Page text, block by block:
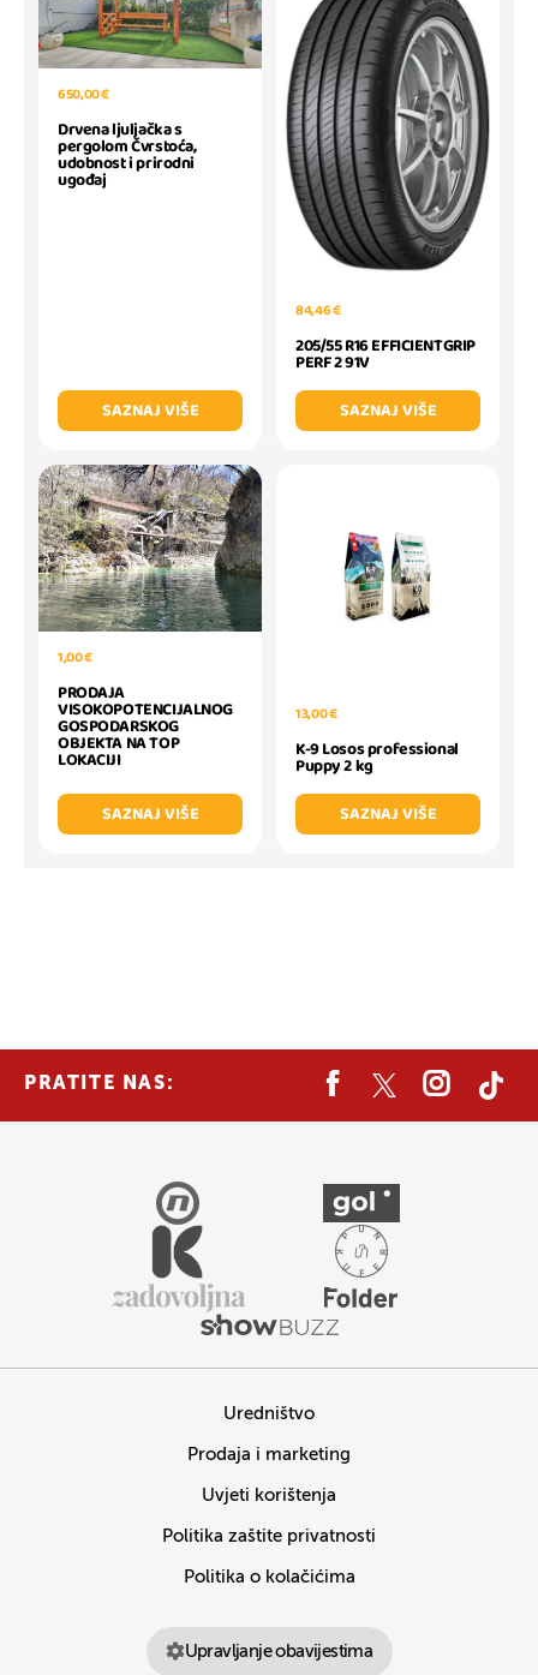
650,00 €
Drvena ljuljačka s
pergolom Čvrstoća,
udobnost i prirodni
ugođaj
SAZNAJ VIŠE
84,46 €
205/55 R16 EFFICIENTGRIP
PERF 2 91V
SAZNAJ VIŠE
1,00 €
PRODAJA
VISOKOPOTENCIJALNOG
GOSPODARSKOG
OBJEKTA NA TOP
LOKACIJI
SAZNAJ VIŠE
13,00 €
K-9 Losos professional
Puppy 2 kg
SAZNAJ VIŠE
PRATITE NAS:
Uredništvo
Prodaja i marketing
Uvjeti korištenja
Politika zaštite privatnosti
Politika o kolačićima
Upravljanje obavijestima